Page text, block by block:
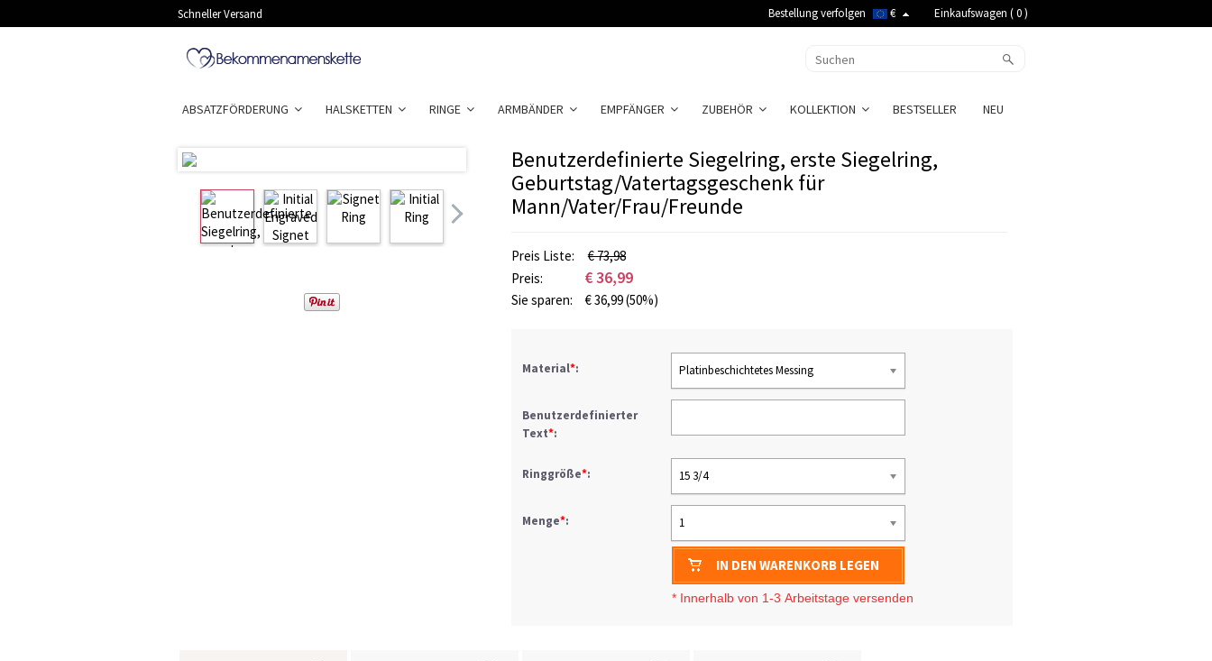
Schneller Versand Bestellung verfolgen € Einkaufswagen (0)
ABSATZFÖRDERUNG HALSKETTEN RINGE ARMBÄNDER EMPFÄNGER ZUBEHÖR KOLLEKTION BESTSELLER NEU
Benutzerdefinierte Siegelring, erste Siegelring,
Geburtstag/Vatertagsgeschenk für
Mann/Vater/Frau/Freunde
Preis Liste:
€ 73,98
Preis:
€36,99
Sie sparen: €36,99(50%)
Material*: Platinbeschichtetes Messing
Benutzerdefinierter
Text*:
Ringgröße*: 15 3/4
Menge*: 1
IN DEN WARENKORB LEGEN
* Innerhalb von 1-3 Arbeitstage versenden